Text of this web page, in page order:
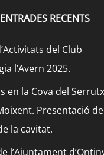
ENTRADES RECENTS
del Club
l’Avern 2025.
en la Cova del
Presentació
la cavitat.
l’Ajuntament